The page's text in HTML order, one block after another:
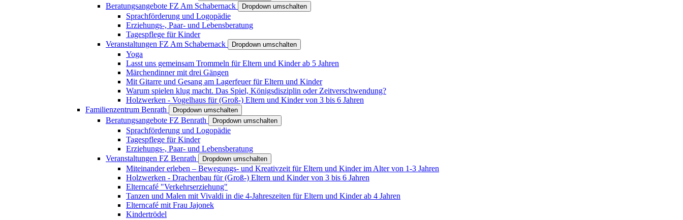
Beratungsangebote FZ Am Schabernack Dropdown umschalten
Sprachförderung und Logopädie
Erziehungs-, Paar- und Lebensberatung
Tagespflege für Kinder
Veranstaltungen FZ Am Schabernack
Dropdown umschalten
Yoga
Lasst uns gemeinsam Trommeln für Eltern und Kinder ab 5 Jahren
Märchendinner mit drei Gängen
Mit Gitarre und Gesang am Lagerfeuer für Eltern und Kinder
Warum spielen klug macht. Das Spiel, Königsdisziplin oder Zeitverschwendung?
Holzwerken - Vogelhaus für (Groß-) Eltern und Kinder von 3 bis 6 Jahren
Familienzentrum Benrath
Dropdown umschalten
Beratungsangebote FZ Benrath Dropdown umschalten
Sprachförderung und Logopädie
Tagespflege für Kinder
Erziehungs-, Paar- und Lebensberatung
Veranstaltungen FZ Benrath
Dropdown umschalten
Miteinander erleben – Bewegungs- und Kreativzeit für Eltern und Kinder im Alter von 1-3 Jahren
Holzwerken - Drachenbau für (Groß-) Eltern und Kinder von 3 bis 6 Jahren
Elterncafé "Verkehrserziehung"
Tanzen und Malen mit Vivaldi in die 4-Jahreszeiten für Eltern und Kinder ab 4 Jahren
Elterncafé mit Frau Jajonek
Kindertrödel